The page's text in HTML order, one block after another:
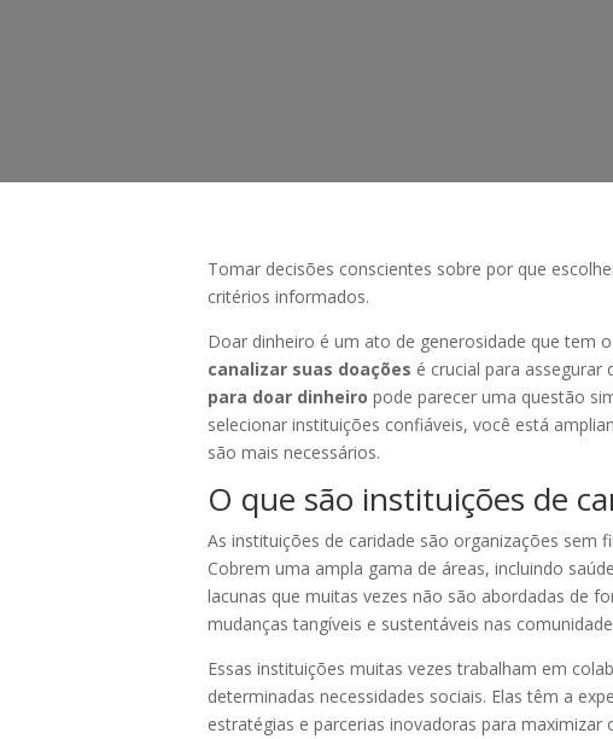
Tomar decisões conscientes sobre por que
critérios informados.
Doar dinheiro é um ato de generosidade que tem
canalizar suas doações é crucial para
para doar dinheiro pode parecer uma questão
selecionar instituições confiáveis, você está
são mais necessários.
O que são instituições de
As instituições de caridade são organizações
Cobrem uma ampla gama de áreas, incluindo
lacunas que muitas vezes não são abordadas de
mudanças tangíveis e sustentáveis nas
Essas instituições muitas vezes trabalham em
determinadas necessidades sociais. Elas têm a
estratégias e parcerias inovadoras para